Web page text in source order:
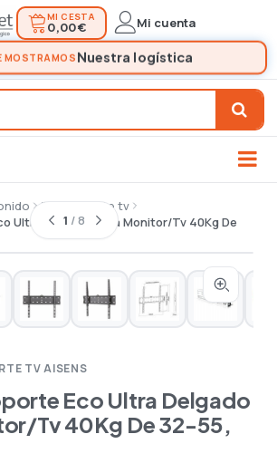
MI CESTA
0,00 € Mi cuenta
Tv
Soporte tv
Ultra Delgado Para Monitor/Tv 40Kg De
1 / 8
TV AISENS
Eco Ultra Delgado
Tv 40Kg De 32-55,